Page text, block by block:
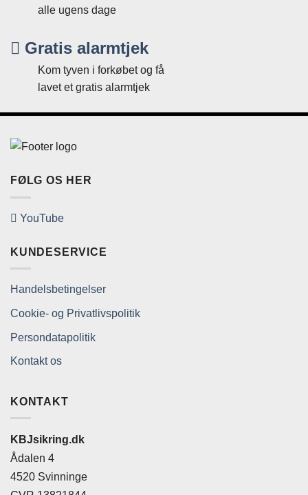
alle ugens dage
Gratis alarmtjek
Kom tyven i forkøbet og få
lavet et gratis alarmtjek
FØLG OS HER
YouTube
KUNDESERVICE
Handelsbetingelser
Cookie- og Privatlivspolitik
Persondatapolitik
Kontakt os
KONTAKT
KBJsikring.dk
Ådalen 4
4520 Svinninge